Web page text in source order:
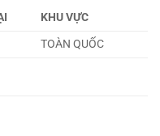
KHU VỰC
TOÀN QUỐC